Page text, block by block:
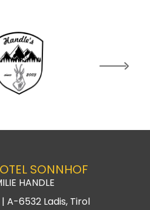
SONNHOF
HANDLE
A-6532 Ladis, Tirol